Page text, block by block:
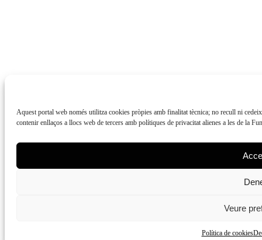
Aquest portal web només utilitza cookies pròpies amb finalitat tècnica; no recull ni
contenir enllaços a llocs web de tercers amb polítiques de privacitat alienes a les de la
Veure
Política de cookies